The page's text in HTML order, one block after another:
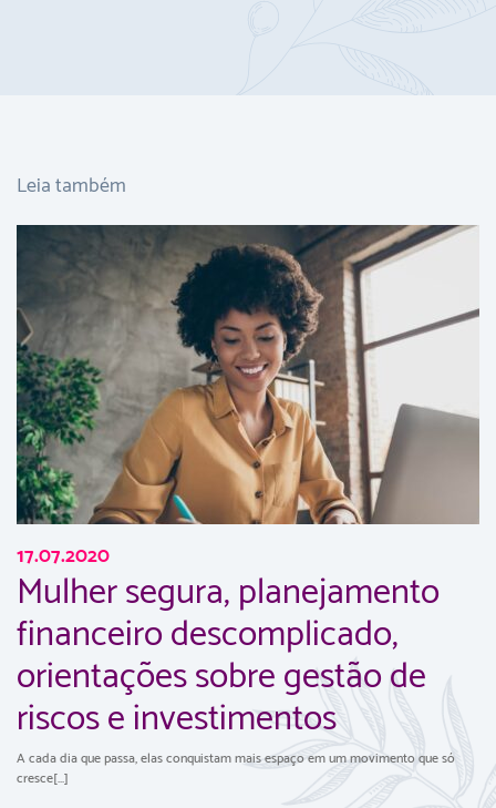
Leia também
17.07.2020
Mulher segura, planejamento
financeiro descomplicado,
orientações sobre gestão de
riscos e investimentos
A cada dia que passa, elas conquistam mais espaço em um movimento que só
cresce[...]